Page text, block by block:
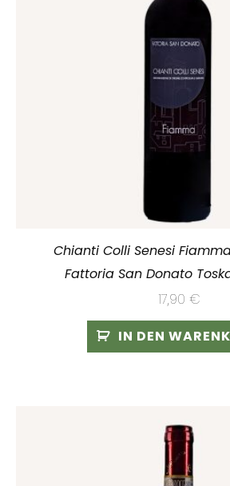
Chianti Colli Senesi
Fattoria San Donato
17,90 €
IN DEN